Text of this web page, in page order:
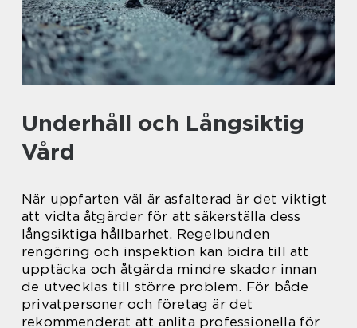
Underhåll och Långsiktig
Vård
När uppfarten väl är asfalterad är det viktigt
att vidta åtgärder för att säkerställa dess
långsiktiga hållbarhet. Regelbunden
rengöring och inspektion kan bidra till att
upptäcka och åtgärda mindre skador innan
de utvecklas till större problem. För både
privatpersoner och företag är det
rekommenderat att anlita professionella för